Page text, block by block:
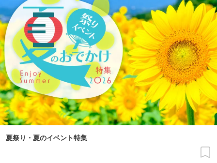
夏祭り・夏のイベント特集